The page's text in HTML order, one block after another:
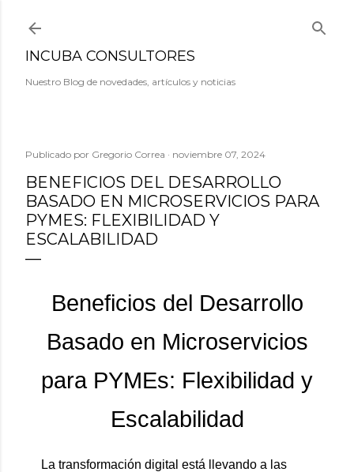
INCUBA CONSULTORES
Nuestro Blog de novedades, artículos y noticias
Publicado por Gregorio Correa noviembre 07, 2024
BENEFICIOS DEL DESARROLLO
BASADO EN MICROSERVICIOS PARA
PYMES: FLEXIBILIDAD Y
ESCALABILIDAD
Beneficios del Desarrollo
Basado en Microservicios
para PYMEs: Flexibilidad y
Escalabilidad
La transformación digital está llevando a las